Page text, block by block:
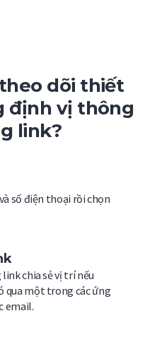
dõi thiết
định vị thông
link?
số điện thoại rồi chọn
chia sẻ vị trí nếu
qua một trong các ứng
email.